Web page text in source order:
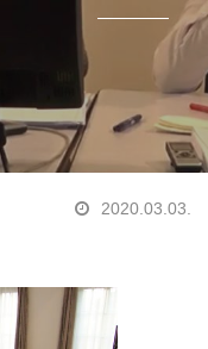
2020.03.03.